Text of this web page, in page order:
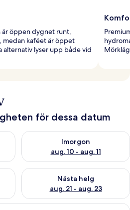
öppen dygnet runt,
medan kaféet är öppet
alternativ lyser upp både vid
för dessa datum
ikväll aug. 9 - aug. 10
Imorgon
aug. 10 - aug. 11
Kontrollera tillgängligheten
för den här helgen aug. 14 - aug.
Nästa helg
aug. 21 - aug. 23
Kontrollera tillgängligheten
Ett modernt sovrum med ett stort